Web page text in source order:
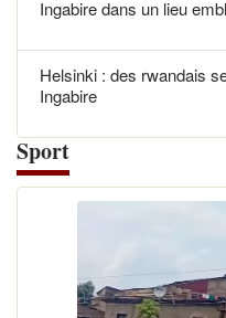
Ingabire dans un lieu
Helsinki : des rwandais
Ingabire
Sport